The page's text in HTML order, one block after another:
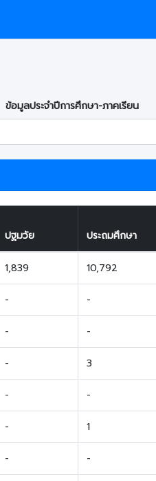
ข้อมูลประจำปีการศึกษา-ภาคเรียน
ปฐมวัย ประถมศึกษา
1,839 10,792
- -
- -
- 3
- -
- 1
- -